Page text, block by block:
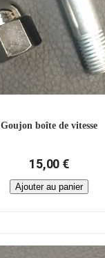
Goujon boîte de vitesse
15,00 €
Ajouter au panier